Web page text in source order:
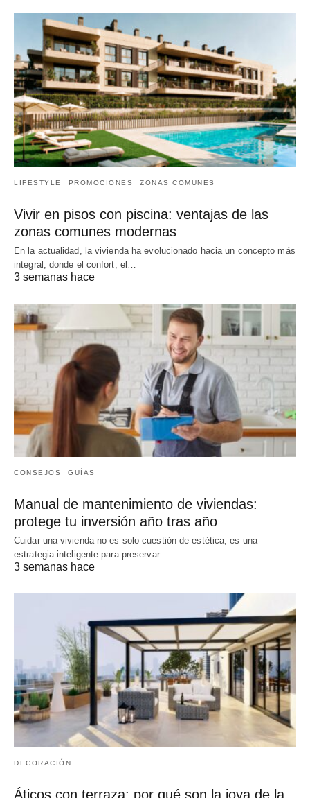
LIFESTYLE PROMOCIONES ZONAS COMUNES
Vivir en pisos con piscina: ventajas de las
zonas comunes modernas
En la actualidad, la vivienda ha evolucionado hacia un concepto más
integral, donde el confort, el…
3 semanas hace
CONSEJOS GUÍAS
Manual de mantenimiento de viviendas:
protege tu inversión año tras año
Cuidar una vivienda no es solo cuestión de estética; es una
estrategia inteligente para preservar…
3 semanas hace
DECORACIÓN
Áticos con terraza: por qué son la joya de la